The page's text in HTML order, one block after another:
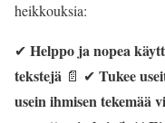
heikkouksia:
✔ Helppo ja nopea
tekstejä 📄 ✔ Tukee
usein ihmisen tekemää